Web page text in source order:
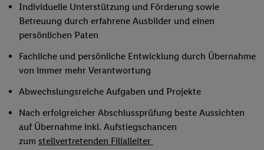
Individuelle Unterstützung und Förderung sowie
Betreuung durch erfahrene Ausbilder und einen
persönlichen Paten
Fachliche und persönliche Entwicklung durch Übernahme
von immer mehr Verantwortung
Abwechslungsreiche Aufgaben und Projekte
Nach erfolgreicher Abschlussprüfung beste Aussichten
auf Übernahme inkl. Aufstiegschancen
zum stellvertretenden Filialleiter